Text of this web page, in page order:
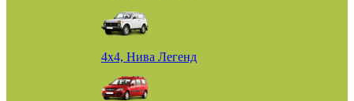
4х4, Нива Легенд